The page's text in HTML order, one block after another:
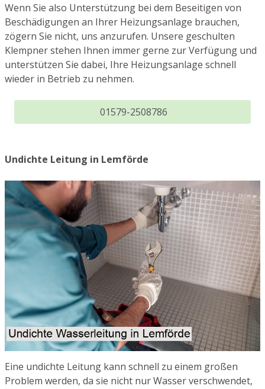
Wenn Sie also Unterstützung bei dem Beseitigen von
Beschädigungen an Ihrer Heizungsanlage brauchen,
zögern Sie nicht, uns anzurufen. Unsere geschulten
Klempner stehen Ihnen immer gerne zur Verfügung und
unterstützen Sie dabei, Ihre Heizungsanlage schnell
wieder in Betrieb zu nehmen.
01579-2508786
Undichte Leitung in Lemförde
Eine undichte Leitung kann schnell zu einem großen
Problem werden, da sie nicht nur Wasser verschwendet,